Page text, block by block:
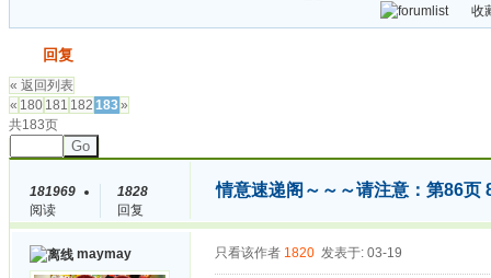
收
回复
« 返回列表
« 180 181 182 183»
共183页
Go
181969
阅读
1828
回复
情意速递阁～～～请注意：第86
maymay 只看该作者 1820 发表于: 03-19